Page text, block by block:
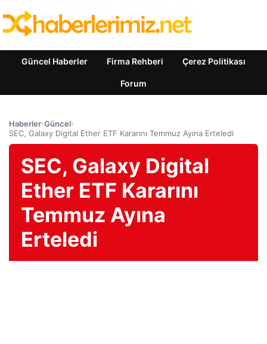
Güncel Haberler Firma Rehberi Çerez Politikası
Forum
Haberler›Güncel›
SEC, Galaxy Digital Ether ETF Kararını Temmuz Ayına Erteledi
SEC, Galaxy Digital
Ether ETF Kararını
Temmuz Ayına
Erteledi